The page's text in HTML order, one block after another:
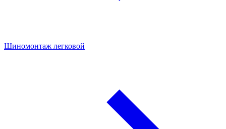
Шиномонтаж легковой